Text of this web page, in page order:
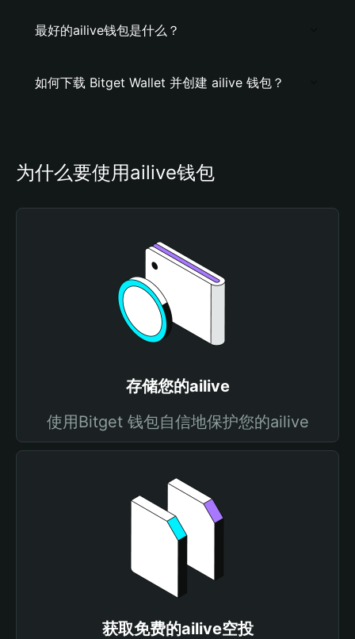
最好的ailive钱包是什么？
如何下载 Bitget Wallet 并创建 ailive 钱包？
为什么要使用ailive钱包
存储您的ailive
使用Bitget 钱包自信地保护您的ailive
获取免费的ailive空投